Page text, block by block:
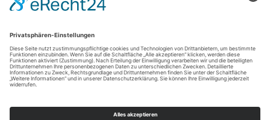
Karte in Google Maps öffnen